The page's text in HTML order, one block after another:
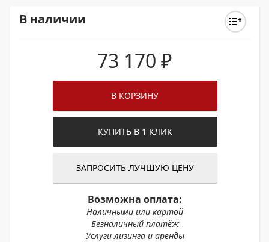
В наличии
73 170 ₽
В КОРЗИНУ
КУПИТЬ В 1 КЛИК
ЗАПРОСИТЬ ЛУЧШУЮ ЦЕНУ
Возможна оплата:
Наличными или картой
Безналичный платёж
Услуги лизинга и аренды